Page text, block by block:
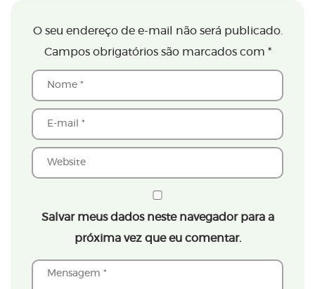
O seu endereço de e-mail não será publicado.
Campos obrigatórios são marcados com *
Salvar meus dados neste navegador para a
próxima vez que eu comentar.